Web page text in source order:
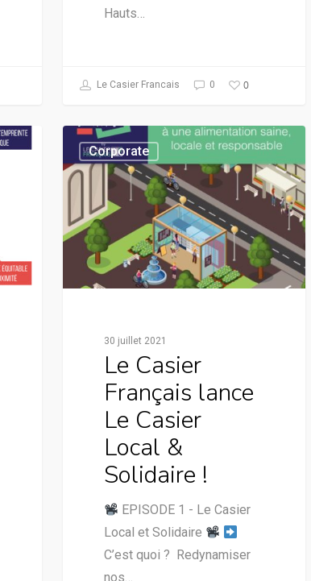
Hauts…
Le Casier Francais 0 0
Corporate
30 juillet 2021
Le Casier
Français lance
Le Casier
Local &
Solidaire !
EPISODE 1 - Le Casier
Local et Solidaire
C’est quoi ? Redynamiser
nos…